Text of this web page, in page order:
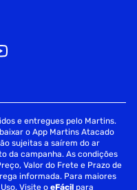
e entregues pelo Martins.
o App Martins Atacado
sujeitas a saírem do ar
da campanha. As condições
Valor do Frete e Prazo de
informada. Para maiores
Visite oeFácil para